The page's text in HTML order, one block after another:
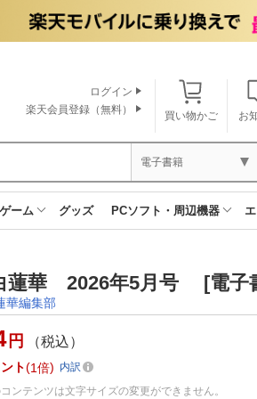
買い物かご お
ログイン
楽天会員登録（無料）
電子書籍
ゲーム グッズ PCソフト・周辺機器
蓮華 2026年5月号 [電子
華編集部
円 （税込）
ト 1倍
内訳
ンテンツは文字サイズの変更ができません。